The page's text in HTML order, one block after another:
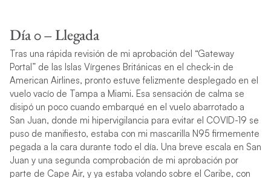
Día 0 – Llegada
Tras una rápida revisión de mi aprobación del “Gateway
Portal” de las Islas Vírgenes Británicas en el check-in de
American Airlines, pronto estuve felizmente desplegado en el
vuelo vacío de Tampa a Miami. Esa sensación de calma se
disipó un poco cuando embarqué en el vuelo abarrotado a
San Juan, donde mi hipervigilancia para evitar el COVID-19 se
puso de manifiesto, estaba con mi mascarilla N95 firmemente
pegada a la cara durante todo el día. Una breve escala en San
Juan y una segunda comprobación de mi aprobación por
parte de Cape Air, y ya estaba volando sobre el Caribe, con